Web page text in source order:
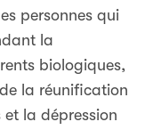
personnes qui
la
biologiques,
la réunification
la dépression